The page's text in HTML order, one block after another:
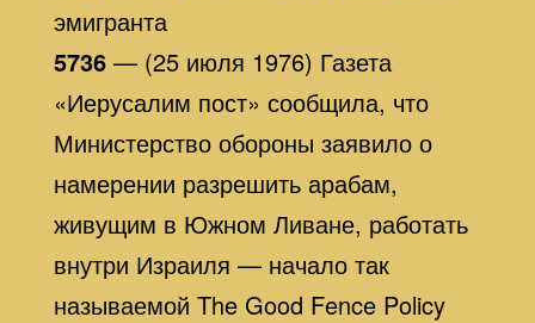
эмигранта
5736— (25 июля 1976) Газета
«Иерусалим пост» сообщила, что
Министерство обороны заявило о
намерении разрешить арабам,
живущим в Южном Ливане, работать
внутри Израиля — начало так
называемой The Good Fence Policy